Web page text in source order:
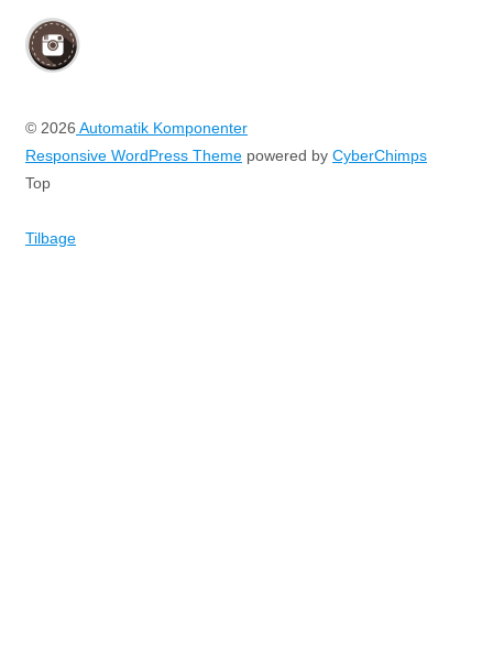
© 2026 Automatik Komponenter
Responsive WordPress Theme powered by CyberChimps
Top
Tilbage